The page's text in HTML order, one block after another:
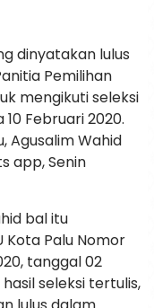
dinyatakan lulus
Pemilihan
mengikuti seleksi
Februari 2020.
Agusalim Wahid
app, Senin
bal itu
Kota Palu Nomor
tanggal 02
seleksi tertulis,